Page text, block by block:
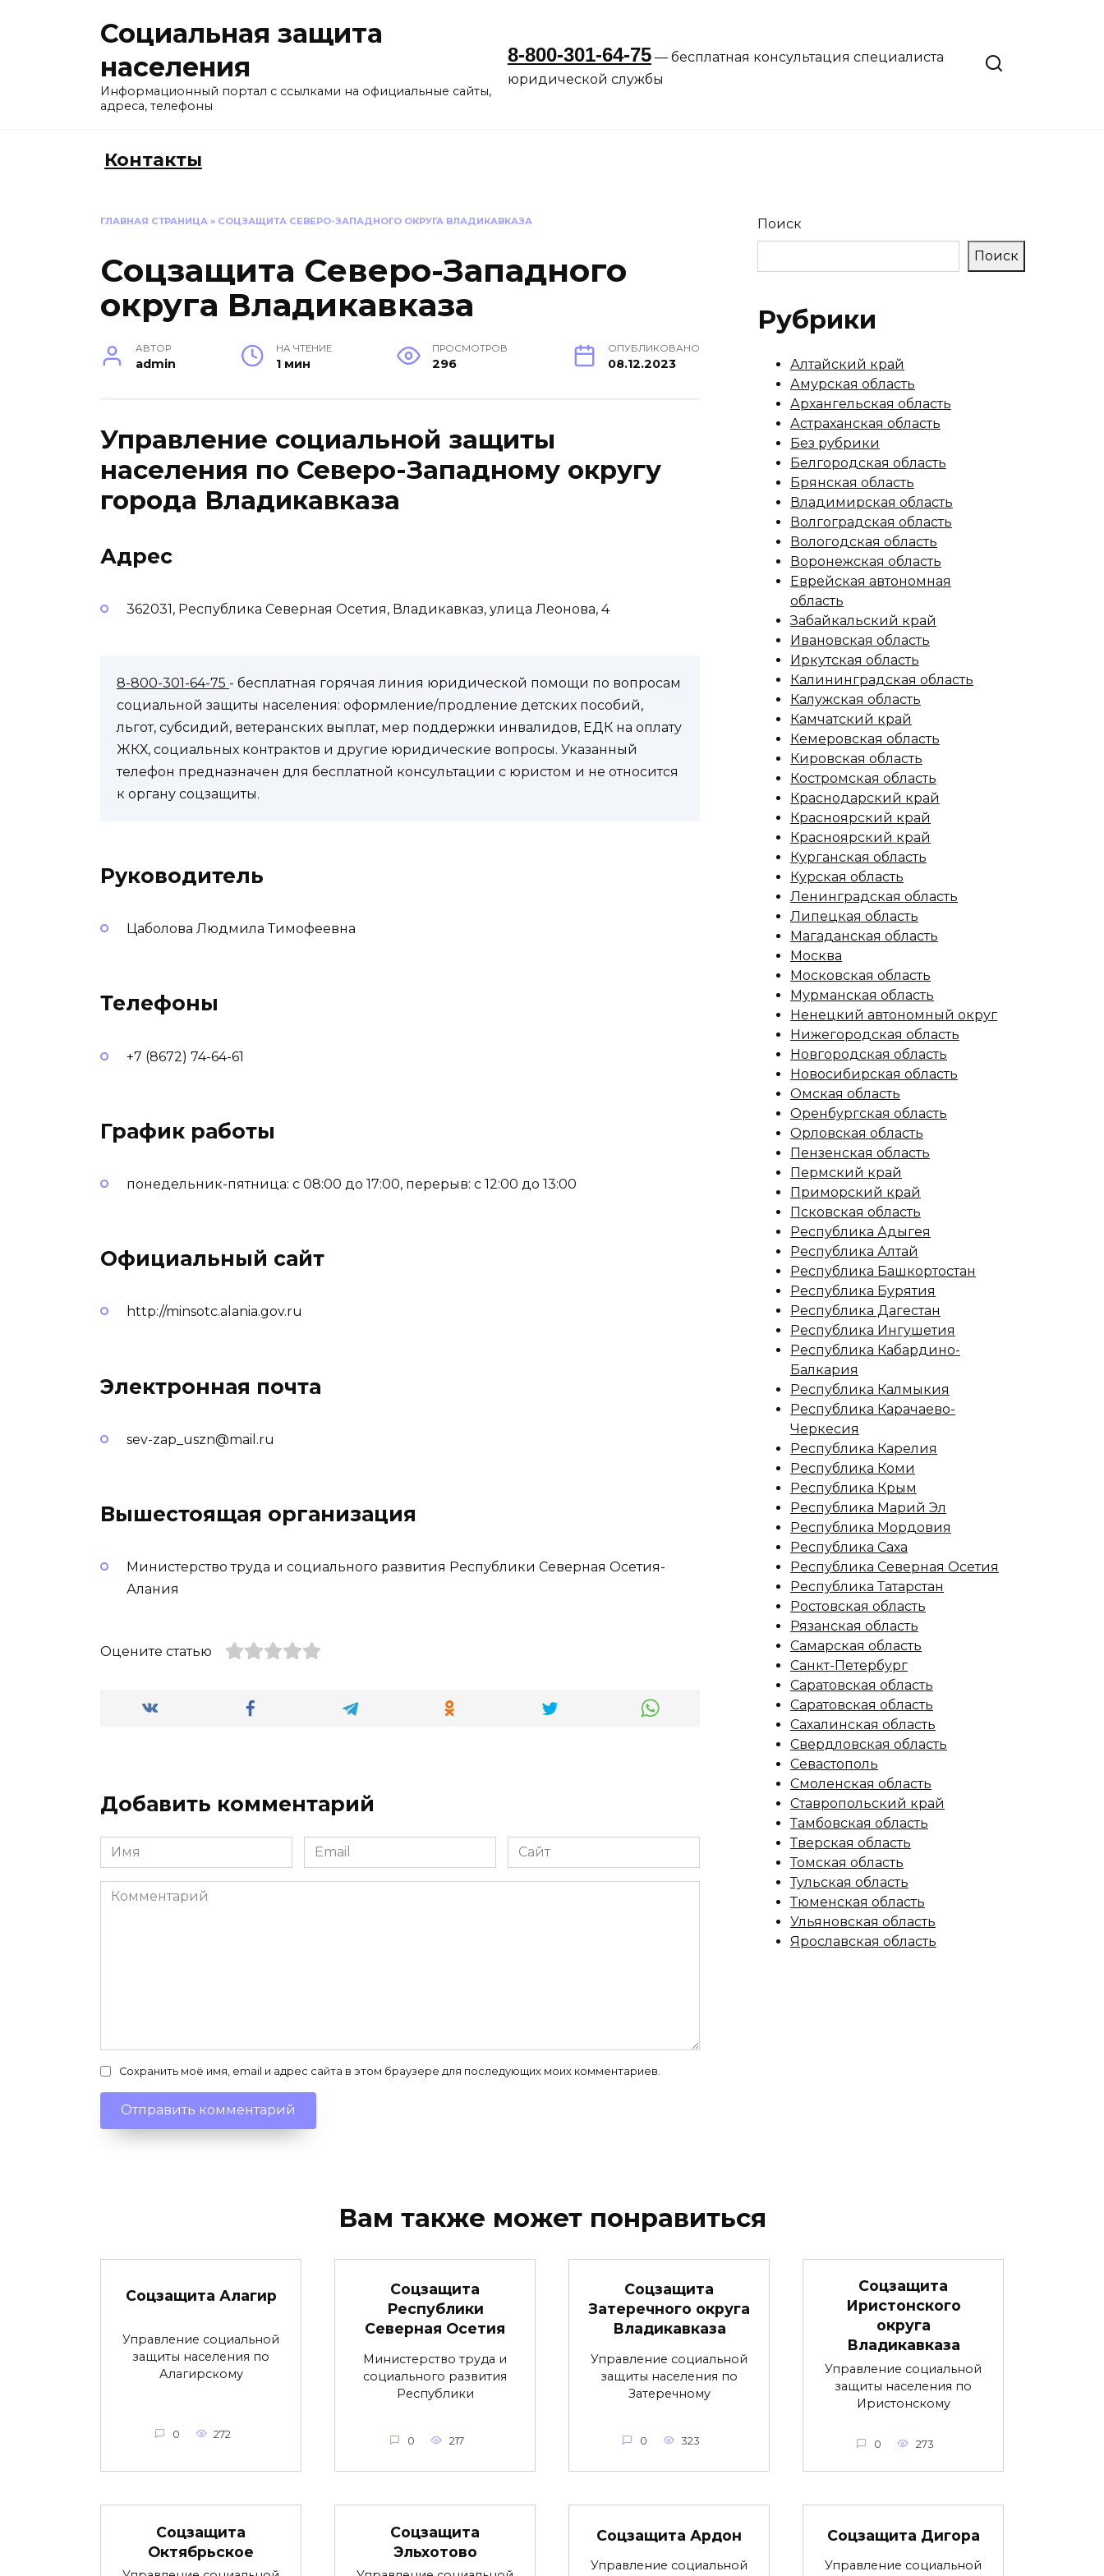
Социальная защита
населения
Информационный портал с ссылками на официальные сайты,
адреса, телефоны
8-800-301-64-75— бесплатная консультация специалиста
юридической службы
Контакты
ГЛАВНАЯ СТРАНИЦА » СОЦЗАЩИТА СЕВЕРО-ЗАПАДНОГО ОКРУГА ВЛАДИКАВКАЗА
Соцзащита Северо-Западного
округа Владикавказа
АВТОР
admin
НА ЧТЕНИЕ
1 мин
ПРОСМОТРОВ
296
ОПУБЛИКОВАНО
08.12.2023
Управление социальной защиты
населения по Северо-Западному округу
города Владикавказа
Адрес
362031, Республика Северная Осетия, Владикавказ, улица Леонова, 4
8-800-301-64-75 - бесплатная горячая линия юридической помощи по вопросам
социальной защиты населения: оформление/продление детских пособий,
льгот, субсидий, ветеранских выплат, мер поддержки инвалидов, ЕДК на оплату
ЖКХ, социальных контрактов и другие юридические вопросы. Указанный
телефон предназначен для бесплатной консультации с юристом и не относится
к органу соцзащиты.
Руководитель
Цаболова Людмила Тимофеевна
Телефоны
+7 (8672) 74-64-61
График работы
понедельник-пятница: с 08:00 до 17:00, перерыв: с 12:00 до 13:00
Официальный сайт
http://minsotc.alania.gov.ru
Электронная почта
sev-zap_uszn@mail.ru
Вышестоящая организация
Министерство труда и социального развития Республики Северная Осетия-
Алания
Оцените статью
Добавить комментарий
Имя
*
Email
*
Сайт
Комментарий
Сохранить моё имя, email и адрес сайта в этом браузере для последующих моих комментариев.
Поиск
Поиск
Рубрики
Алтайский край
Амурская область
Архангельская область
Астраханская область
Без рубрики
Белгородская область
Брянская область
Владимирская область
Волгоградская область
Вологодская область
Воронежская область
Еврейская автономная
область
Забайкальский край
Ивановская область
Иркутская область
Калининградская область
Калужская область
Камчатский край
Кемеровская область
Кировская область
Костромская область
Краснодарский край
Красноярский край
Красноярский край
Курганская область
Курская область
Ленинградская область
Липецкая область
Магаданская область
Москва
Московская область
Мурманская область
Ненецкий автономный округ
Нижегородская область
Новгородская область
Новосибирская область
Омская область
Оренбургская область
Орловская область
Пензенская область
Пермский край
Приморский край
Псковская область
Республика Адыгея
Республика Алтай
Республика Башкортостан
Республика Бурятия
Республика Дагестан
Республика Ингушетия
Республика Кабардино-
Балкария
Республика Калмыкия
Республика Карачаево-
Черкесия
Республика Карелия
Республика Коми
Республика Крым
Республика Марий Эл
Республика Мордовия
Республика Саха
Республика Северная Осетия
Республика Татарстан
Ростовская область
Рязанская область
Самарская область
Санкт-Петербург
Саратовская область
Саратовская область
Сахалинская область
Свердловская область
Севастополь
Смоленская область
Ставропольский край
Тамбовская область
Тверская область
Томская область
Тульская область
Тюменская область
Ульяновская область
Ярославская область
Вам также может понравиться
Соцзащита Алагир
Управление социальной
защиты населения по
Алагирскому
0 272
Соцзащита
Республики
Северная Осетия
Министерство труда и
социального развития
Республики
0 217
Соцзащита
Затеречного округа
Владикавказа
Управление социальной
защиты населения по
Затеречному
0 323
Соцзащита
Иристонского
округа
Владикавказа
Управление социальной
защиты населения по
Иристонскому
0 273
Соцзащита
Октябрьское
Соцзащита
Эльхотово
Соцзащита Ардон
Управление социальной
Соцзащита Дигора
Управление социальной